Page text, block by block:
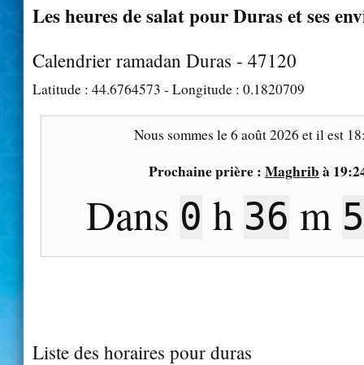
Les heures de salat pour Duras et ses
Calendrier ramadan Duras - 47120
Latitude : 44.6764573 - Longitude : 0.1820709
Nous sommes le6 août 2026 et il est
Prochaine prière : Maghrib à
Dans 0 h 36 m
Liste des horaires pour duras